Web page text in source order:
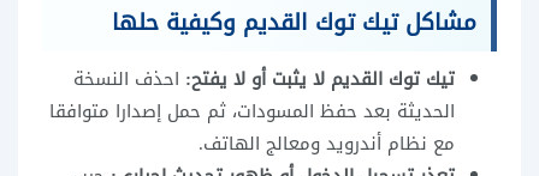
مشاكل تيك توك القديم وكيفية حلها
تيك توك القديم لا يثبت أو لا يفتح: احذف النسخة
الحديثة بعد حفظ المسودات، ثم حمل إصدارا متوافقا
مع نظام أندرويد ومعالج الهاتف.